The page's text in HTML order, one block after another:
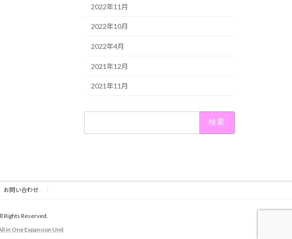
2022年11月
2022年10月
2022年4月
2021年12月
2021年11月
お問い合わせ
Reserved.
in One Expansion Unit